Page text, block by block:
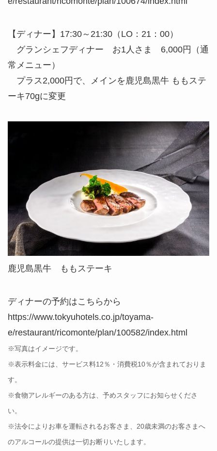
【ディナー】17:30～21:30（LO：21：00）
グランシェフディナー お1人さま 6,000円（通
常メニュー）
プラス2,000円で、メインを鹿児島黒牛 ももステ
ーキ70gに変更
鹿児島黒牛 ももステーキ
ディナーの予約はこちらから
https://www.tokyuhotels.co.jp/toyama-
e/restaurant/ricomonte/plan/100582/index.html
※写真はイメージです。
※表示料金には、サービス料12％・消費税10％が含まれておりま
す。
※食物アレルギーのある方は、予めスタッフにお知らせくださ
い。
※法令によりお車を運転されるお客さま、20歳未満のお客さまへ
のアルコールの提供は一切お断りいたします。